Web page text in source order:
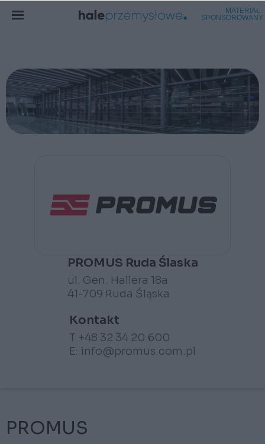
PROMUS Ruda Ślaska
ul. Gen. Hallera 18a
41-709 Ruda Śląska
Kontakt
T +48 32 34 20 600
E: info@promus.com.pl
PROMUS